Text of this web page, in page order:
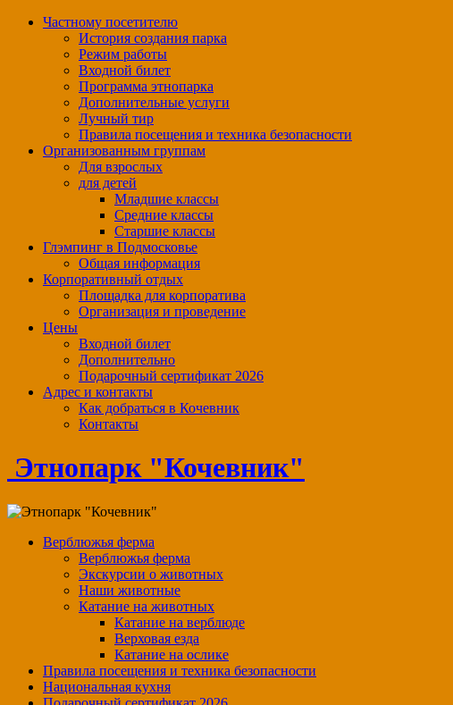
Частному посетителю
История создания парка
Режим работы
Входной билет
Программа этнопарка
Дополнительные услуги
Лучный тир
Правила посещения и техника безопасности
Организованным группам
Для взрослых
для детей
Младшие классы
Средние классы
Старшие классы
Глэмпинг в Подмосковье
Общая информация
Корпоративный отдых
Площадка для корпоратива
Организация и проведение
Цены
Входной билет
Дополнительно
Подарочный сертификат 2026
Адрес и контакты
Как добраться в Кочевник
Контакты
Этнопарк "Кочевник"
Верблюжья ферма
Верблюжья ферма
Экскурсии о животных
Наши животные
Катание на животных
Катание на верблюде
Верховая езда
Катание на ослике
Правила посещения и техника безопасности
Национальная кухня